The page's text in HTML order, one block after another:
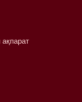
ақпарат